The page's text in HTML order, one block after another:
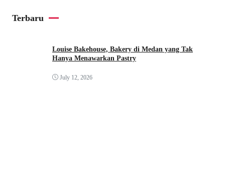
Terbaru
Louise Bakehouse, Bakery di Medan yang Tak
Hanya Menawarkan Pastry
July 12, 2026